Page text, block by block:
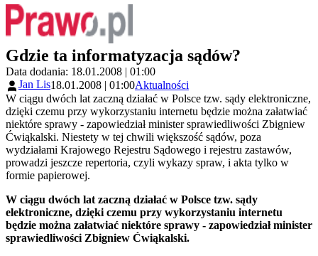
Gdzie ta informatyzacja sądów?
Data dodania: 18.01.2008 | 01:00
Jan Lis18.01.2008 | 01:00Aktualności
W ciągu dwóch lat zaczną działać w Polsce tzw. sądy elektroniczne,
dzięki czemu przy wykorzystaniu internetu będzie można załatwiać
niektóre sprawy - zapowiedział minister sprawiedliwości Zbigniew
Ćwiąkalski. Niestety w tej chwili większość sądów, poza
wydziałami Krajowego Rejestru Sądowego i rejestru zastawów,
prowadzi jeszcze repertoria, czyli wykazy spraw, i akta tylko w
formie papierowej.
W ciągu dwóch lat zaczną działać w Polsce tzw. sądy
elektroniczne, dzięki czemu przy wykorzystaniu internetu
będzie można załatwiać niektóre sprawy - zapowiedział minister
sprawiedliwości Zbigniew Ćwiąkalski.